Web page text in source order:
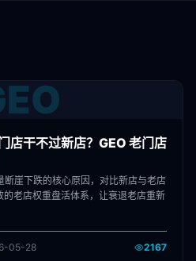
店干不过新店？GEO 老门店
断崖下跌的核心原因，对比新店与老店
老店权重盘活体系，让衰退老店重新
05-28 2167